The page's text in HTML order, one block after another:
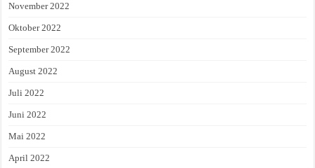
November 2022
Oktober 2022
September 2022
August 2022
Juli 2022
Juni 2022
Mai 2022
April 2022